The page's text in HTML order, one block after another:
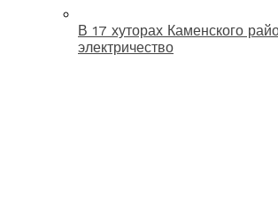
В 17 хуторах Каменского
электричество